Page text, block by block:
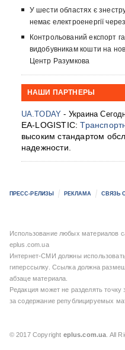
У шести областях є
немає електроенергії
Контрольований експорт
видобувникам кошти на
Центр Разумкова
НАШИ ПАРТНЕРЫ
UA.TODAY - Украина
EA-LOGISTIC:
высоким стандартом
надежности.
ПРЕСС-РЕЛИЗЫ РЕКЛАМА СВЯЗЬ
Использование любых материалов
eplus.com.ua
Интернет-СМИ должны
гиперссылку. Ссылка должна
абзаце материала.
Редакция может не разделять точку
за содержание републицируемых
© 2017 Copyright eplus.com.ua . All